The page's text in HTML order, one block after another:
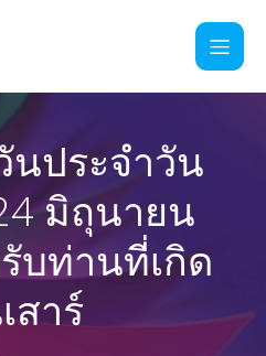
นประจำวัน
มิถุนายน
บท่านที่เกิด
สาร์